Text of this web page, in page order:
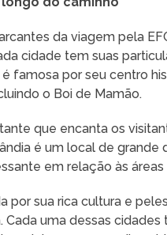
da viagem pela
cidade tem suas
famosa por seu centro
o Boi de Mamão.
que encanta os
é um local de
em relação às áreas
por sua rica cultura e
Cada uma dessas